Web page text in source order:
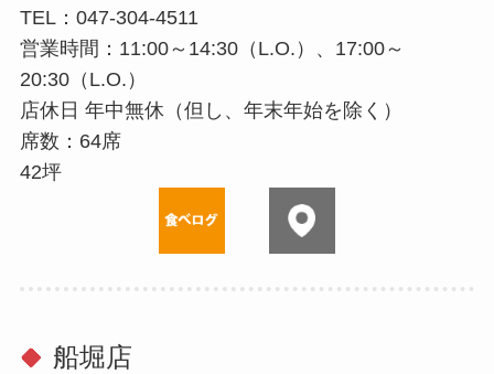
TEL：047-304-4511
営業時間：11:00～14:30（L.O.）、17:00～
20:30（L.O.）
店休⽇ 年中無休（但し、年末年始を除く）
席数：64席
42坪
船堀店